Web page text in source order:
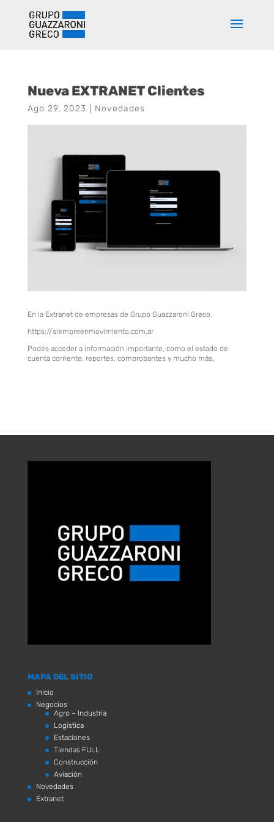
Nueva EXTRANET Clientes
Ago 29, 2023 Novedades
En la Extranet de empresas de Grupo Guazzaroni Greco.
https://siempreenmovimiento.com.ar
Podés acceder a información importante, como el estado de
cuenta corriente, reportes, comprobantes y mucho más.
MAPA DEL SITIO
Inicio
Negocios
Agro – Industria
Logística
Estaciones
Tiendas FULL
Construcción
Aviación
Novedades
Extranet